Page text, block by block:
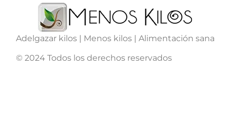
Adelgazar kilos | Menos kilos | Alimentación sana
© 2024 Todos los derechos reservados